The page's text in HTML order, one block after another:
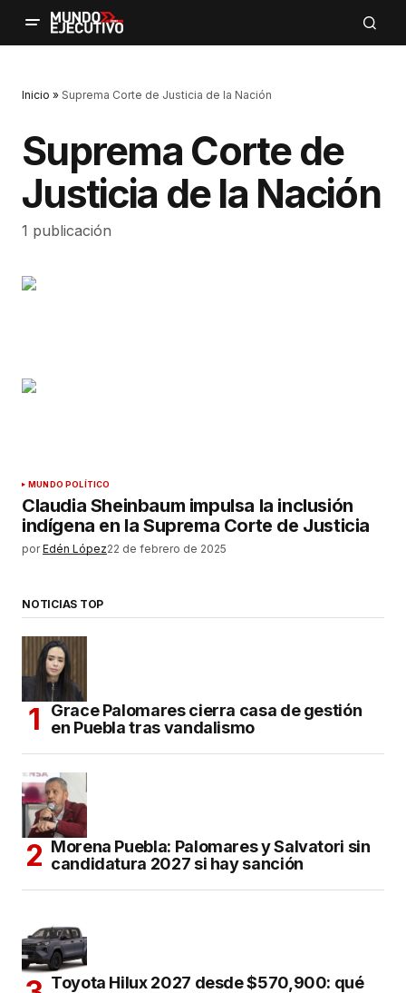
Inicio » Suprema Corte de Justicia de la Nación
Suprema Corte de
Justicia de la Nación
1 publicación
MUNDO POLÍTICO
Claudia Sheinbaum impulsa la inclusión
indígena en la Suprema Corte de Justicia
por Edén López22 de febrero de 2025
NOTICIAS TOP
Grace Palomares cierra casa de gestión
en Puebla tras vandalismo
Morena Puebla: Palomares y Salvatori sin
candidatura 2027 si hay sanción
Toyota Hilux 2027 desde $570,900: qué